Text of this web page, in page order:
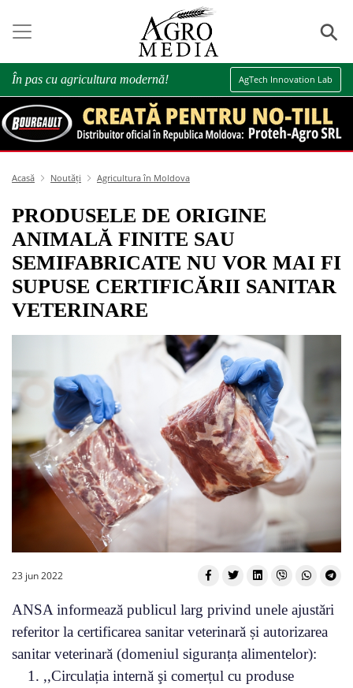
⚲
În pas cu agricultura modernă! AgTech Innovation Lab
Acasă Noutăți Agricultura în Moldova
PRODUSELE DE ORIGINE
ANIMALĂ FINITE SAU
SEMIFABRICATE NU VOR MAI FI
SUPUSE CERTIFICĂRII SANITAR
VETERINARE
23 jun 2022
ANSA informează publicul larg privind unele ajustări
referitor la certificarea sanitar veterinară și autorizarea
sanitar veterinară (domeniul siguranța alimentelor):
,,Circulația internă şi comerțul cu produse